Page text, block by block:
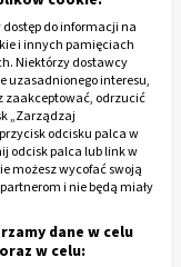
do informacji na
i innych pamięciach
Niektórzy dostawcy
uzasadnionego interesu,
zaakceptować, odrzucić
„Zarządzaj
odcisku palca w
odcisk palca lub link w
możesz wycofać swoją
i nie będą miały
dane w celu
w celu: